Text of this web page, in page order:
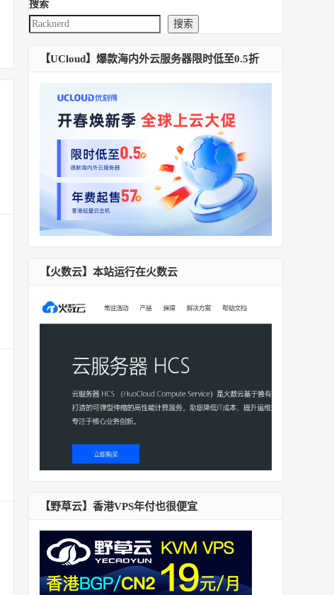
搜索
搜索
【UCloud】爆款海内外云服务器限时低至0.5折
【火数云】本站运行在火数云
【野草云】香港VPS年付也很便宜